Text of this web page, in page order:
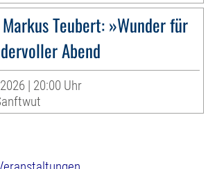
Teubert: »Wunder für
Abend
| 20:00 Uhr